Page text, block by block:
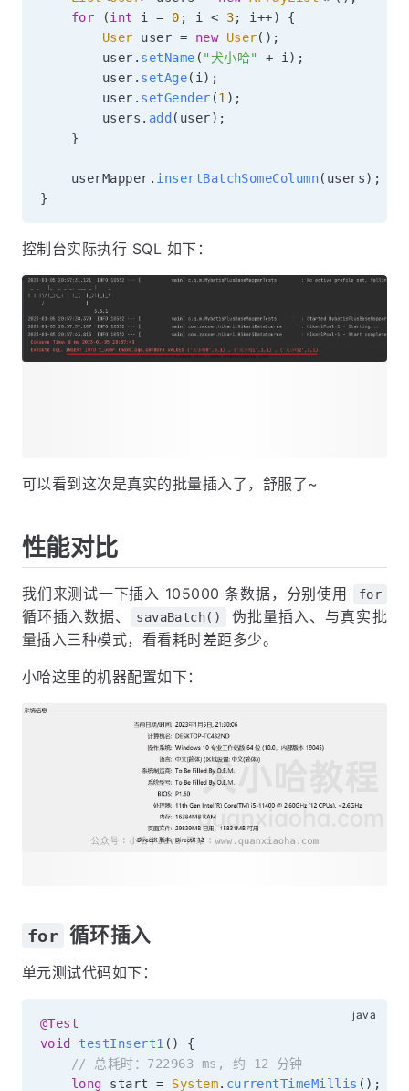
for
(int i = 0 ; i < 3; i ++)
{
User user = new User( ) ;
        user
. setName ( "犬小哈" + i ) ;
        user
. setAge( i ) ;
        user
. setGender (1 ) ;
        users
. add ( user) ;
}
    userMapper
. insertBatchSomeColumn( users) ;
}
控制台实际执行 SQL 如下：
可以看到这次是真实的批量插入了，舒服了~
性能对比
我们来测试一下插入 105000 条数据，分别使用 for
循环插入数据、 savaBatch()
伪批量插入、与真实批
量插入三种模式，看看耗时差距多少。
小哈这里的机器配置如下：
for 循环插入
单元测试代码如下：
@Test
void
testInsert1 ( )
{
// 总耗时：722963 ms, 约 12 分钟
long start = System. currentTimeMillis ( ) ;